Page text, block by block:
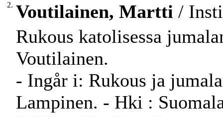
2. Voutilainen, Martti /
Rukous katolisessa
Voutilainen.
- Ingår i: Rukous ja
Lampinen. - Hki :